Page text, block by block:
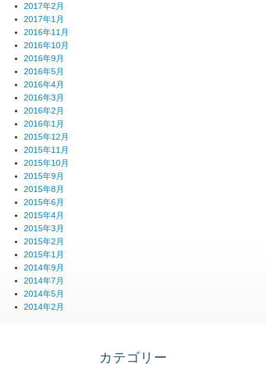
2017年2月
2017年1月
2016年11月
2016年10月
2016年9月
2016年5月
2016年4月
2016年3月
2016年2月
2016年1月
2015年12月
2015年11月
2015年10月
2015年9月
2015年8月
2015年6月
2015年4月
2015年3月
2015年2月
2015年1月
2014年9月
2014年7月
2014年5月
2014年2月
カテゴリー